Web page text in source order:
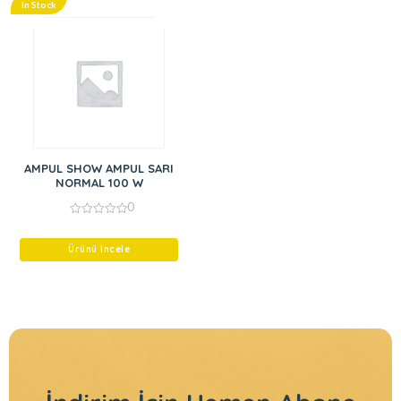
In Stock
AMPUL SHOW AMPUL SARI
NORMAL 100 W
of
0
Ürünü İncele